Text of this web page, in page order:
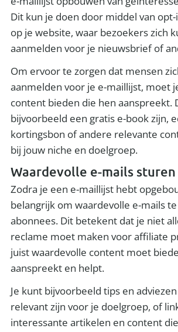
Dit kun je doen door middel van
op je website, waar bezoekers zich
aanmelden voor je nieuwsbrief of
Om ervoor te zorgen dat mensen
aanmelden voor je e-maillijst, moet
content bieden die hen aanspreekt.
bijvoorbeeld een gratis e-book zijn,
kortingsbon of andere relevante
bij jouw niche en doelgroep.
Waardevolle e-mails sturen
Zodra je een e-maillijst hebt
belangrijk om waardevolle e-mails
abonnees. Dit betekent dat je niet
reclame moet maken voor affiliate
juist waardevolle content moet
aanspreekt en helpt.
Je kunt bijvoorbeeld tips en
relevant zijn voor je doelgroep, of
interessante artikelen en content